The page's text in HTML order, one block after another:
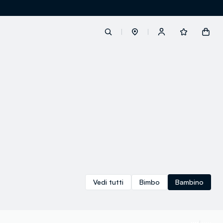
Vedi tutti Bimbo Bambino